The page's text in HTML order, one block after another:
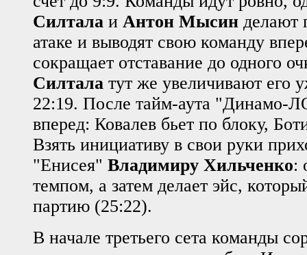
Силтала и Антон Мысин делают
атаке и выводят свою команду
сокращает отставание до одного
Силтала тут же увеличивают его
22:19. После тайм-аута "Динамо-
вперед: Ковалев бьет по блоку,
Взять инициативу в свои руки
"Енисея" Владимиру Хильченко:
темпом, а затем делает эйс,
партию (25:22).
В начале третьего сета команды